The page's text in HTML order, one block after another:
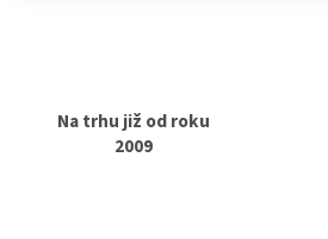
Na trhu již od roku
2009